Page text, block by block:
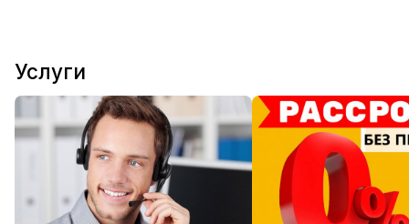
Услуги